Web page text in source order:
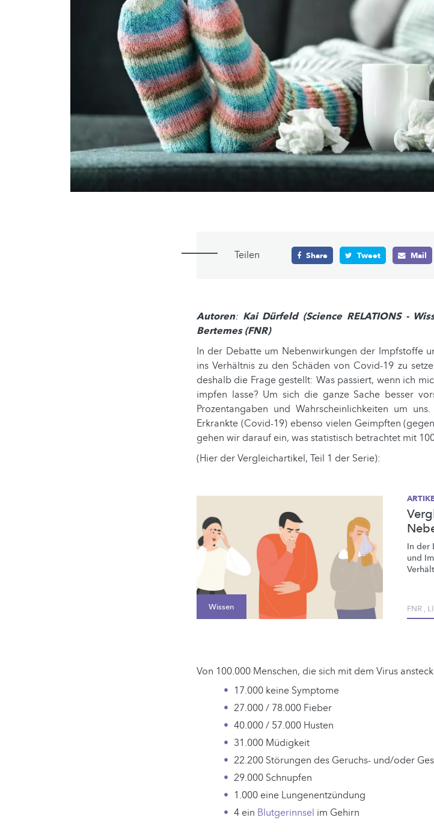
Teilen Share Tweet Mail
Autoren: Kai Dürfeld (Science RELATIONS -
Bertemes (FNR)
In der Debatte um Nebenwirkungen der Impfstoffe
ins Verhältnis zu den Schäden von Covid-19 zu
deshalb die Frage gestellt: Was passiert, wenn ich
impfen lasse? Um sich die ganze Sache besser
Prozentangaben und Wahrscheinlichkeiten um
Erkrankte (Covid-19) ebenso vielen Geimpften
gehen wir darauf ein, was statistisch betrachtet mit
(Hier der Vergleichartikel, Teil 1 der Serie):
Wissen
In der
und
FNR ,
Von 100.000 Menschen, die sich mit dem Virus
17.000 keine Symptome
27.000 / 78.000 Fieber
40.000 / 57.000 Husten
31.000 Müdigkeit
22.200 Störungen des Geruchs- und/oder
29.000 Schnupfen
1.000 eine Lungenentzündung
4 ein Blutgerinnsel im Gehirn